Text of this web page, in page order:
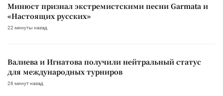
Минюст признал экстремистскими песни Garmata и
«Настоящих русских»
22 минуты назад
Валиева и Игнатова получили нейтральный статус
для международных турниров
26 минут назад